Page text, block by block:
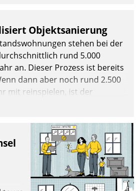
Objektsanierung
stehen bei der
rund 5.000
an. Dieser Prozess ist bereits
dann aber noch rund 2.500
mit reinspielen, ist der
immens. Im
daher
Datatrain GmbH den
digitalisiert.